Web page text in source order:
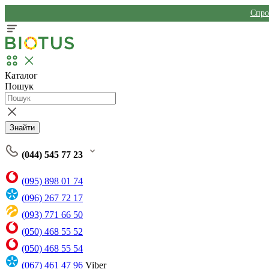
Каталог
Пошук
Знайти
(044) 545 77 23
(095) 898 01 74
(096) 267 72 17
(093) 771 66 50
(050) 468 55 52
(050) 468 55 54
(067) 461 47 96 Viber